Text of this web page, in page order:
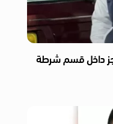
داخل قسم شرطة